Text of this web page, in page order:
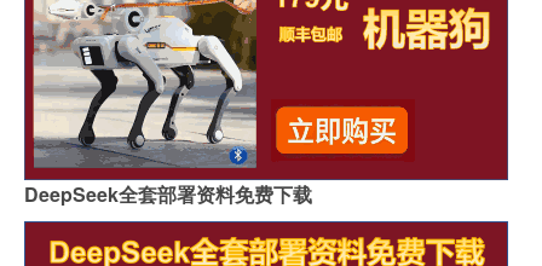
DeepSeek全套部署资料免费下载